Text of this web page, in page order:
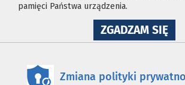
pamięci Państwa urządzenia.
ZGADZAM SIĘNA
Zmiana polityki